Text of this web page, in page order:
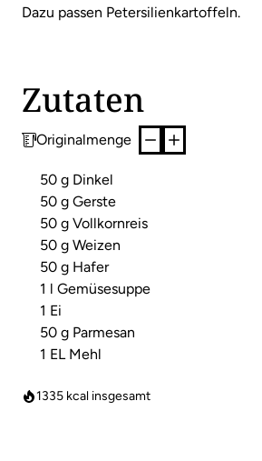
Dazu passen Petersilienkartoffeln.
Zutaten
Originalmenge
50 g Dinkel
50 g Gerste
50 g Vollkornreis
50 g Weizen
50 g Hafer
1 l Gemüsesuppe
1 Ei
50 g Parmesan
1 EL Mehl
1335 kcal insgesamt